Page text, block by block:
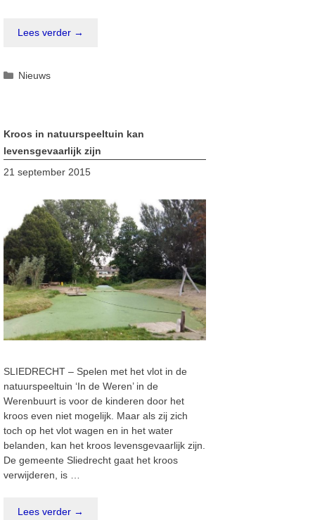
Lees verder →
Categorieën
Nieuws
Kroos in natuurspeeltuin kan
levensgevaarlijk zijn
21 september 2015
SLIEDRECHT – Spelen met het vlot in de
natuurspeeltuin ‘In de Weren’ in de
Werenbuurt is voor de kinderen door het
kroos even niet mogelijk. Maar als zij zich
toch op het vlot wagen en in het water
belanden, kan het kroos levensgevaarlijk zijn.
De gemeente Sliedrecht gaat het kroos
verwijderen, is …
Lees verder →